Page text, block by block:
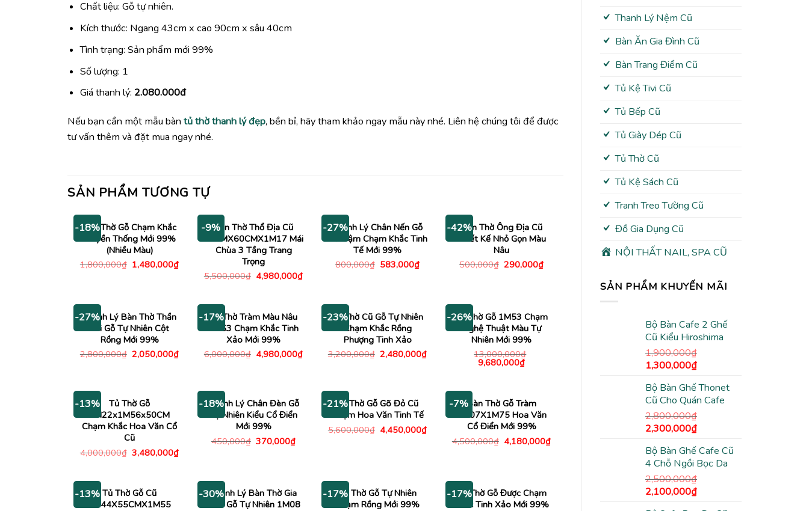
Thanh Lý Nệm Cũ
Bàn Ăn Gia Đình Cũ
Bàn Trang Điểm Cũ
Tủ Kệ Tivi Cũ
Tủ Bếp Cũ
Tủ Giày Dép Cũ
Tủ Thờ Cũ
Tủ Kệ Sách Cũ
Tranh Treo Tường Cũ
Đồ Gia Dụng Cũ
NỘI THẤT NAIL, SPA CŨ
SẢN PHẨM KHUYẾN MÃI
Bộ Bàn Cafe 2 Ghế
Cũ Kiểu Hiroshima
1,900,000₫
Giá
là:
1,900,000₫.
1,300,000₫Giá
tại
là:
1,300,000₫.
Bộ Bàn Ghế Thonet
Cũ Cho Quán Cafe
2,800,000₫
Giá
là:
2,800,000₫.
2,300,000₫Giá
tại
là:
2,300,000₫.
Bộ Bàn Ghế Cafe Cũ
4 Chỗ Ngồi Bọc Da
2,500,000₫
Giá
2,100,000₫Giá
Chất liệu: Gỗ tự nhiên.
Kích thước: Ngang 43cm x cao 90cm x sâu 40cm
Tình trạng: Sản phẩm mới 99%
Số lượng: 1
Giá thanh lý: 2.080.000đ
Nếu bạn cần một mẫu bàn tủ thờ thanh lý đẹp, bền bỉ, hãy tham khảo ngay mẫu này nhé. Liên hệ chúng tôi để được
tư vấn thêm và đặt mua ngay nhé.
SẢN PHẨM TƯƠNG TỰ
-18%
Bàn Thờ Gỗ Chạm Khắc
Truyền Thống Mới 99%
(Nhiều Màu)
1,800,000₫ Giá
gốc
1,480,000₫Giá
-9%Bàn Thờ Thổ Địa Cũ
47CMX60CMX1M17 Mái
Chùa 3 Tầng Trang
Trọng
5,500,000₫ Giá
gốc
4,980,000₫Giá
4,980,000₫.
-27%
Thanh Lý Chân Nến Gỗ
Đỏ Đậm Chạm Khắc Tinh
Tế Mới 99%
800,000₫ Giá
583,000₫Giá
-42%Bàn Thờ Ông Địa Cũ
Thiết Kế Nhỏ Gọn Màu
Nâu
500,000₫ Giá
290,000₫Giá
-27%
Thanh Lý Bàn Thờ Thần
Tài Gỗ Tự Nhiên Cột
Rồng Mới 99%
2,800,000₫ Giá
gốc
2,050,000₫Giá
-17%
Tủ Thờ Tràm Màu Nâu
1M53 Chạm Khắc Tinh
Xảo Mới 99%
6,000,000₫ Giá
gốc
4,980,000₫Giá
-23%
Tủ Thờ Cũ Gỗ Tự Nhiên
Chạm Khắc Rồng
Phượng Tinh Xảo
3,200,000₫ Giá
gốc
2,480,000₫Giá
-26%
Tủ Thờ Gỗ 1M53 Chạm
Nghệ Thuật Màu Tự
Nhiên Mới 99%
13,000,000₫
Giá
gốc
9,680,000₫Giá
-13%
Tủ Thờ Gỗ
1M22x1M56x50CM
Chạm Khắc Hoa Văn Cổ
Cũ
4,000,000₫ Giá
gốc
3,480,000₫Giá
3,480,000₫.
-18%
Thanh Lý Chân Đèn Gỗ
Tự Nhiên Kiểu Cổ Điển
Mới 99%
450,000₫ Giá
370,000₫Giá
-21%Tủ Thờ Gỗ Gõ Đỏ Cũ
Chạm Hoa Văn Tinh Tế
5,600,000₫ Giá
gốc
4,450,000₫Giá
-7%Bàn Thờ Gỗ Tràm
1M07X1M75 Hoa Văn
Cổ Điển Mới 99%
4,500,000₫ Giá
gốc
4,180,000₫Giá
-13% Tủ Thờ Gỗ Cũ
1M44X55CMX1M55
-30%
Thanh Lý Bàn Thờ Gia
Tiên Gỗ Tự Nhiên 1M08
-17%Tủ Thờ Gỗ Tự Nhiên
Chạm Rồng Mới 99%
-17%
Tủ Thờ Gỗ Được Chạm
Khắc Tinh Xảo Mới 99%